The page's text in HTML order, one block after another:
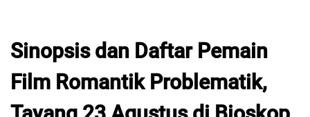
Sinopsis dan Daftar Pemain
Film Romantik Problematik,